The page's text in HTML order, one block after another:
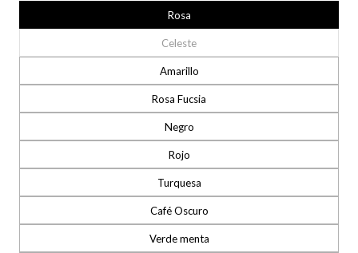
Rosa
Celeste
Amarillo
Rosa Fucsia
Negro
Rojo
Turquesa
Café Oscuro
Verde menta